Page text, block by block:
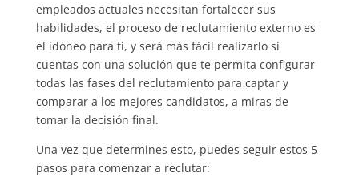
empleados actuales necesitan fortalecer sus
habilidades, el proceso de reclutamiento externo es
el idóneo para ti, y será más fácil realizarlo si
cuentas con una solución que te permita configurar
todas las fases del reclutamiento para captar y
comparar a los mejores candidatos, a miras de
tomar la decisión final.
Una vez que determines esto, puedes seguir estos 5
pasos para comenzar a reclutar: